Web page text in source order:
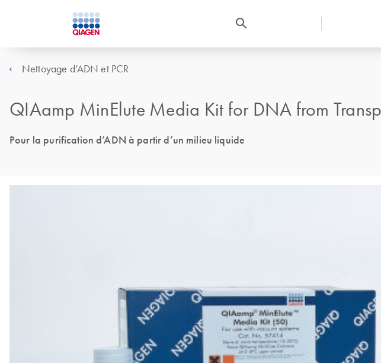
Nettoyage d’ADN et PCR
QIAamp MinElute Media Kit for DNA from
Pour la purification d’ADN à partir d’un milieu liquide